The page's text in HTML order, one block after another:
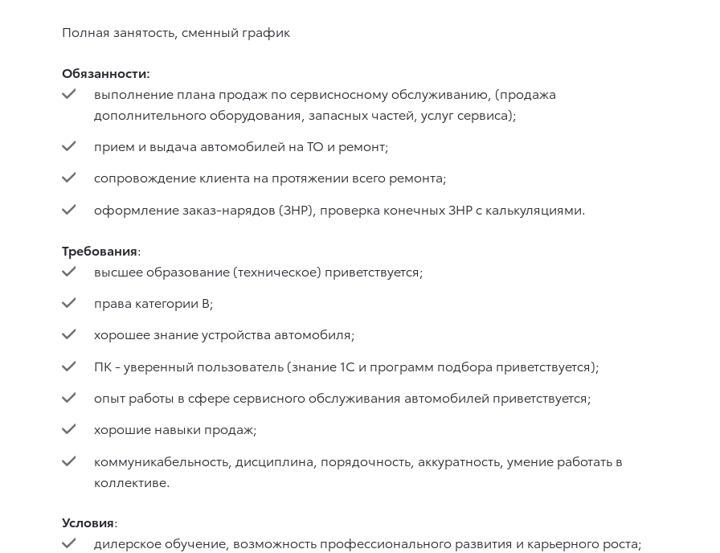
Полная занятость, сменный график
Обязанности:
выполнение плана продаж по сервисносному обслуживанию, (продажа
дополнительного оборудования, запасных частей, услуг сервиса);
прием и выдача автомобилей на ТО и ремонт;
сопровождение клиента на протяжении всего ремонта;
оформление заказ-нарядов (ЗНР), проверка конечных ЗНР с калькуляциями.
Требования:
высшее образование (техническое) приветствуется;
права категории B;
хорошее знание устройства автомобиля;
ПК - уверенный пользователь (знание 1С и программ подбора приветствуется);
опыт работы в сфере сервисного обслуживания автомобилей приветствуется;
хорошие навыки продаж;
коммуникабельность, дисциплина, порядочность, аккуратность, умение работать в
коллективе.
Условия:
дилерское обучение, возможность профессионального развития и карьерного роста;